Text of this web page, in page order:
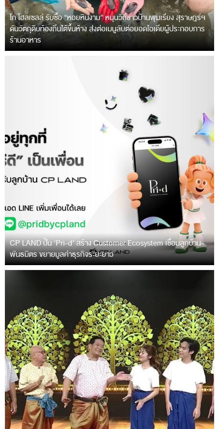
โก โฮลเซลล์ รับซื้อ “หอยหินงาม” หนุนวิถีชาวบ้านพุมเรียง สุราษฎร์ฯ
ดันวัตถุดิบท้องถิ่นใต้ขึ้นห้าง ส่งต่อเมนูลับต่อยอดไอเดียผู้ประกอบการ
ร้านอาหาร
CP LAND ปั้น ‘Pri-d’ สร้าง Customer Ecosystem เชื่อมลูกบ้าน-
พันธมิตร ขยายมูลค่าธุรกิจระยะยาว